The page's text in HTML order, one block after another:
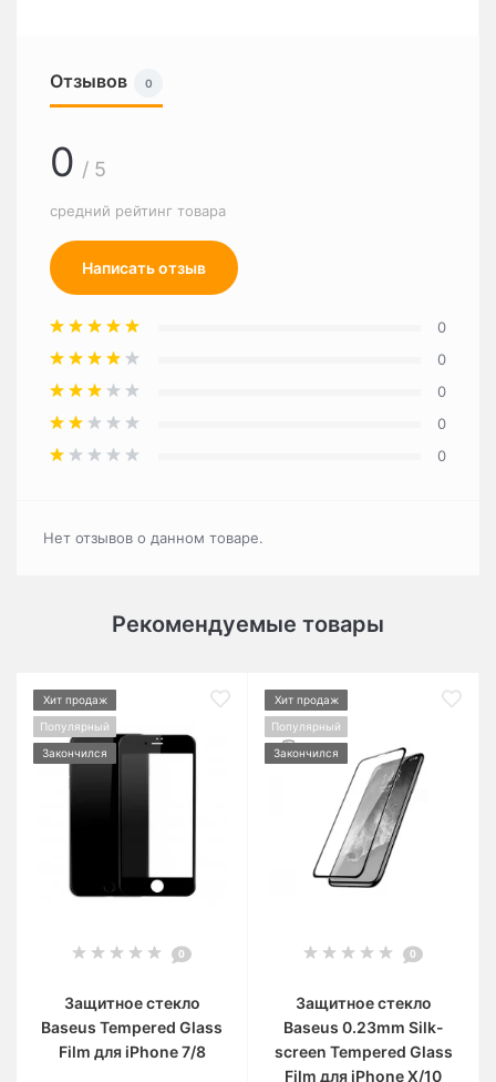
Отзывов 0
0 / 5
средний рейтинг товара
Написать отзыв
0
0
0
0
0
Нет отзывов о данном товаре.
Рекомендуемые товары
Хит продаж
Популярный
Закончился
0
Защитное стекло
Baseus Tempered Glass
Film для iPhone 7/8
Хит продаж
Популярный
Закончился
0
Защитное стекло
Baseus 0.23mm Silk-
screen Tempered Glass
Film для iPhone X/10